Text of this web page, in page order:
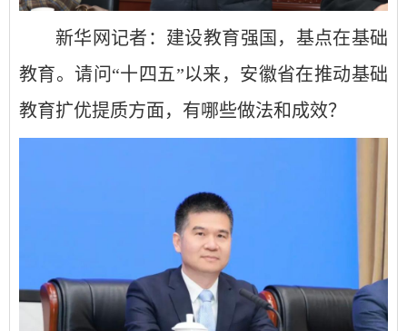
新华网记者：建设教育强国，基点在基础
教育。请问“十四五”以来，安徽省在推动基础
教育扩优提质方面，有哪些做法和成效？